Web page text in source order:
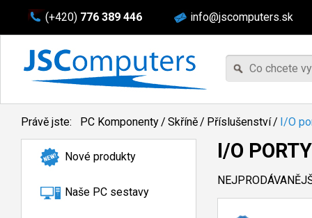
(+420) 776 389 446 info@jscomputers.sk
Právě jste: PC Komponenty/ Skříně/ Příslušenství/ I/O
Nové produkty
Naše PC sestavy
I/O PORTY